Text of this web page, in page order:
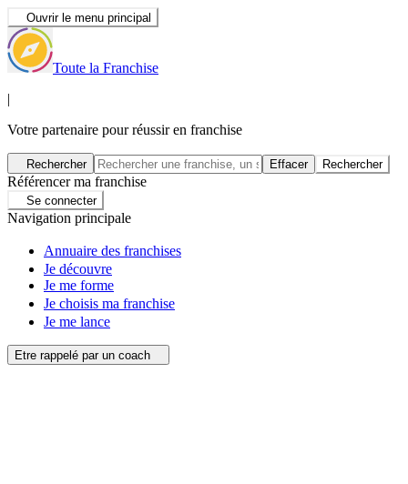
Ouvrir le menu principal
Toute la Franchise
|
Votre partenaire pour réussir en franchise
Rechercher Effacer Rechercher
Référencer ma franchise
Se connecter
Navigation principale
Annuaire des franchises
Je découvre
Je me forme
Je choisis ma franchise
Je me lance
Etre rappelé par un coach